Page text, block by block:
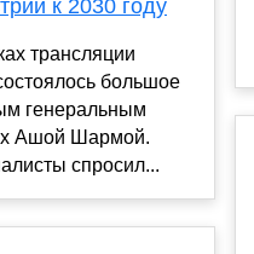
к 2030 году
трансляции
большое
генеральным
Ашой Шармой.
спросил...